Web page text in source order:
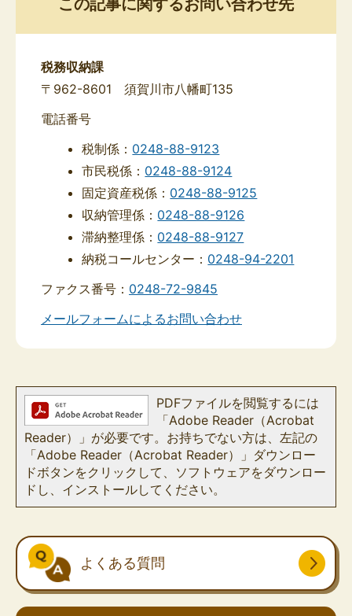
この記事に関するお問い合わせ先
税務収納課
〒962-8601 須賀川市八幡町135
電話番号
税制係： 0248-88-9123
市民税係： 0248-88-9124
固定資産税係： 0248-88-9125
収納管理係： 0248-88-9126
滞納整理係： 0248-88-9127
納税コールセンター： 0248-94-2201
ファクス番号： 0248-72-9845
メールフォームによるお問い合わせ
PDFファイルを閲覧するには
「Adobe Reader（Acrobat
Reader）」が必要です。お持ちでない方は、左記の
「Adobe Reader（Acrobat Reader）」ダウンロー
ドボタンをクリックして、ソフトウェアをダウンロー
ドし、インストールしてください。
よくある質問